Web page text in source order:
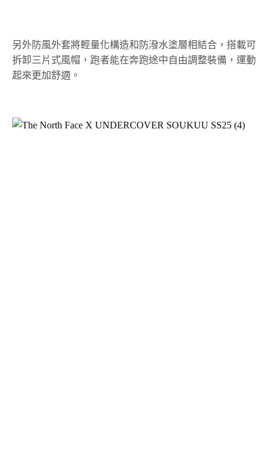
另外防風外套將輕量化構造和防潑水塗層相結合，搭載可
拆卸三片式風帽，跑者能在奔跑途中自由調整裝備，運動
起來更加舒適。